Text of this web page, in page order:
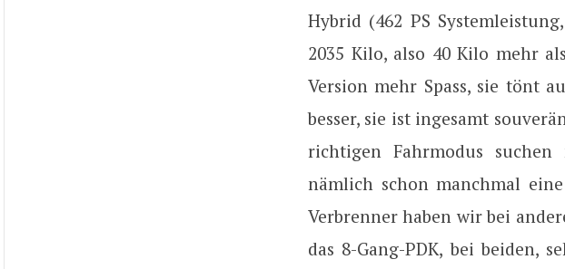
Hybrid (462 PS
2035 Kilo, also 40 Kilo mehr
Version mehr Spass, sie tönt
besser, sie ist ingesamt
richtigen Fahrmodus
nämlich schon manchmal
Verbrenner haben wir bei
das 8-Gang-PDK, bei beiden,